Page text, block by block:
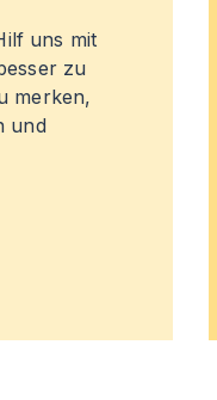
uns mit
zu
merken,
und